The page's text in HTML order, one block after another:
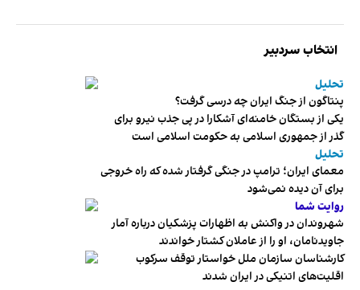
انتخاب سردبیر
تحلیل
پنتاگون از جنگ ایران چه درسی گرفت؟
یکی از بستگان خامنه‌ای آشکارا در پی جذب نیرو برای
گذر از جمهوری اسلامی به حکومت اسلامی است
تحلیل
معمای ایران؛ ترامپ در جنگی گرفتار شده که راه خروجی
برای آن دیده نمی‌شود
روایت شما
شهروندان در واکنش به اظهارات پزشکیان درباره آمار
جاویدنامان، او را از عاملان کشتار خواندند
کارشناسان سازمان ملل خواستار توقف سرکوب
اقلیت‌های اتنیکی در ایران شدند